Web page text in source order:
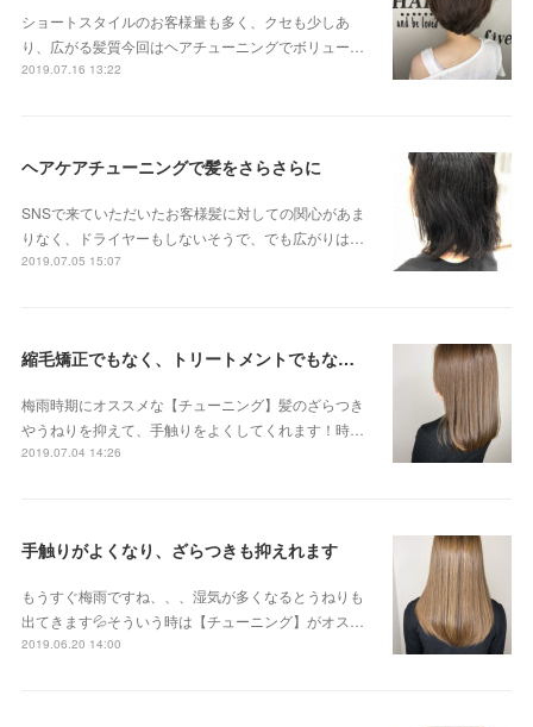
ショートスタイルのお客様量も多く、クセも少しあ
り、広がる髪質今回はヘアチューニングでボリュー…
2019.07.16 13:22
ヘアケアチューニングで髪をさらさらに
SNSで来ていただいたお客様髪に対しての関心があま
りなく、ドライヤーもしないそうで、でも広がりは…
2019.07.05 15:07
縮毛矯正でもなく、トリートメントでもない 新感覚のストリートメントです😊
梅雨時期にオススメな【チューニング】髪のざらつき
やうねりを抑えて、手触りをよくしてくれます！時…
2019.07.04 14:26
手触りがよくなり、ざらつきも抑えれます
もうすぐ梅雨ですね、、、湿気が多くなるとうねりも
出てきます💦そういう時は【チューニング】がオス…
2019.06.20 14:00